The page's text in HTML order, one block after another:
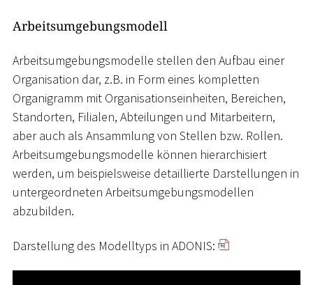
Arbeitsumgebungsmodell
Arbeitsumgebungsmodelle stellen den Aufbau einer
Organisation dar, z.B. in Form eines kompletten
Organigramm mit Organisationseinheiten, Bereichen,
Standorten, Filialen, Abteilungen und Mitarbeitern,
aber auch als Ansammlung von Stellen bzw. Rollen.
Arbeitsumgebungsmodelle können hierarchisiert
werden, um beispielsweise detaillierte Darstellungen in
untergeordneten Arbeitsumgebungsmodellen
abzubilden.
Darstellung des Modelltyps in ADONIS: